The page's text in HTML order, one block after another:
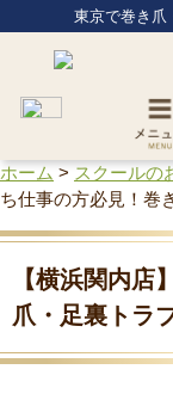
東京で巻き爪
ホーム > スクールの
ち仕事の方必見！巻
【横浜関内店
爪・足裏トラ